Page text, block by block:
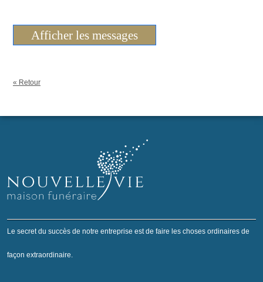
Afficher les messages
« Retour
Le secret du succès de notre entreprise est de faire les choses ordinaires de
façon extraordinaire.